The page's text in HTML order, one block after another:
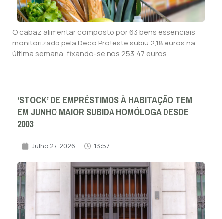
O cabaz alimentar composto por 63 bens essenciais
monitorizado pela Deco Proteste subiu 2,18 euros na
última semana, fixando-se nos 253,47 euros.
‘STOCK’ DE EMPRÉSTIMOS À HABITAÇÃO TEM
EM JUNHO MAIOR SUBIDA HOMÓLOGA DESDE
2003
Julho 27, 2026 13:57